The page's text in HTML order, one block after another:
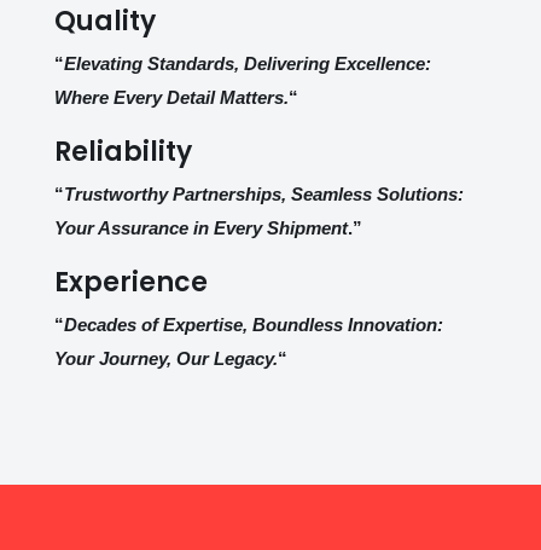
Quality
“Elevating Standards, Delivering Excellence:
Where Every Detail Matters.“
Reliability
“Trustworthy Partnerships, Seamless Solutions:
Your Assurance in Every Shipment.”
Experience
“Decades of Expertise, Boundless Innovation:
Your Journey, Our Legacy.“